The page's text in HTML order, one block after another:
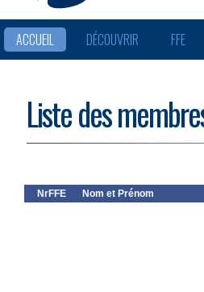
ACCUEIL DÉCOUVRIR FFE
Liste des
NrFFE Nom et Prénom